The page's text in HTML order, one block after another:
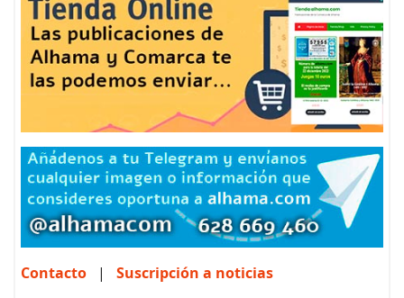
Contacto | Suscripción a noticias